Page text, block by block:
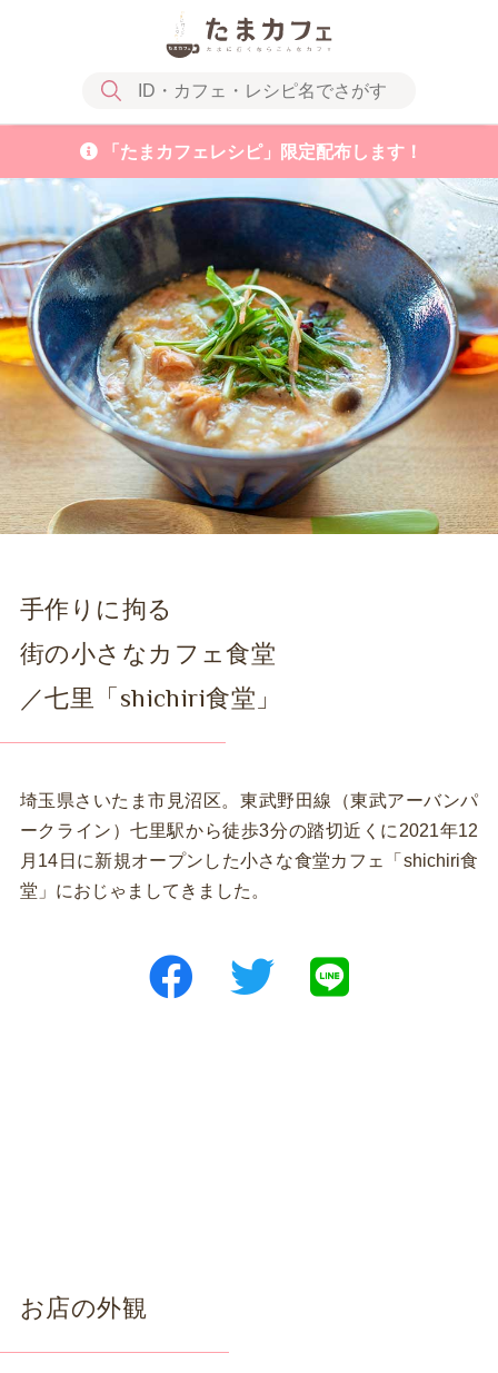
「たまカフェレシピ」限定配布します！
手作りに拘る
街の小さなカフェ食堂
／七里「shichiri食堂」
埼玉県さいたま市見沼区。東武野田線（東武アーバンパ
ークライン）七里駅から徒歩3分の踏切近くに2021年12
月14日に新規オープンした小さな食堂カフェ「shichiri食
堂」におじゃましてきました。
お店の外観